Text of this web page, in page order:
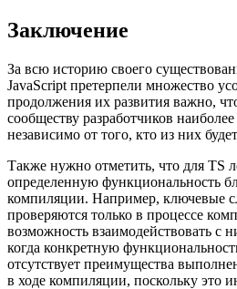
Заключение
За всю историю своего
JavaScript претерпели множество
продолжения их развития важно,
сообществу разработчиков
независимо от того, кто из них
Также нужно отметить, что для TS
определенную функциональность
компиляции. Например, ключевые
проверяются только в процессе
возможность взаимодействовать с
когда конкретную
отсутствует преимущества
в ходе компиляции, поскольку это